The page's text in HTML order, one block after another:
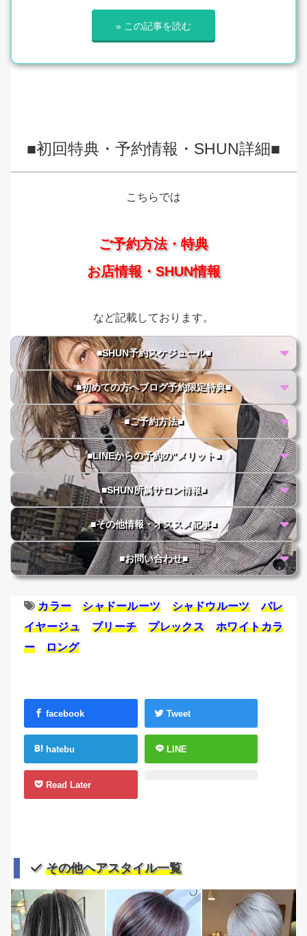
» この記事を読む
■初回特典・予約情報・SHUN詳細■
こちらでは
ご予約方法・特典
お店情報・SHUN情報
など記載しております。
■SHUN予約スケジュール■
■初めての方へブログ予約限定特典■
■ご予約方法■
■LINEからの予約の"メリット■
■SHUN所属サロン情報■
■その他情報・オススメ記事■
■お問い合わせ■
カラー シャドールーツ シャドウルーツ
バレ
イヤージュ
ブリーチ プレックス
ホワイトカラ
ー
ロング
facebook Tweet
hatebu LINE
Read Later
その他ヘアスタイル一覧